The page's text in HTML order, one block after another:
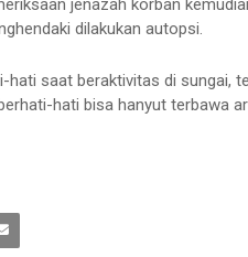
jenazah korban
dilakukan autopsi.
saat beraktivitas di sungai,
hati bisa hanyut terbawa